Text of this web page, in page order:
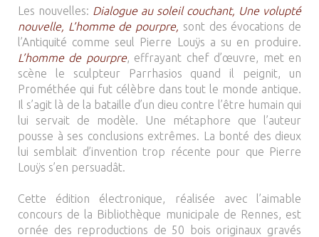
Les nouvelles: Dialogue au soleil couchant, Une volupté
nouvelle, L’homme de pourpre, sont des évocations de
l’Antiquité comme seul Pierre Louÿs a su en produire.
L’homme de pourpre, effrayant chef d’œuvre, met en
scène le sculpteur Parrhasios quand il peignit, un
Prométhée qui fut célèbre dans tout le monde antique.
Il s’agit là de la bataille d’un dieu contre l’être humain qui
lui servait de modèle. Une métaphore que l’auteur
pousse à ses conclusions extrêmes. La bonté des dieux
lui semblait d’invention trop récente pour que Pierre
Louÿs s’en persuadât.
Cette édition électronique, réalisée avec l’aimable
concours de la Bibliothèque municipale de Rennes, est
ornée des reproductions de 50 bois originaux gravés